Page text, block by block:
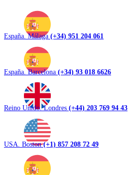
España. Málaga (+34) 951 204 061
España. Barcelona (+34) 93 018 6626
Reino Unido. Londres (+44) 203 769 94 43
USA. Boston(+1) 857 208 72 49